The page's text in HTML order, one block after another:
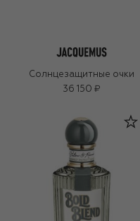
Солнцезащитные очки
36 150 ₽